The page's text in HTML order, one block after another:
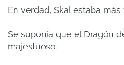
En verdad, Skal estaba
Se suponía que el Dragón
majestuoso.